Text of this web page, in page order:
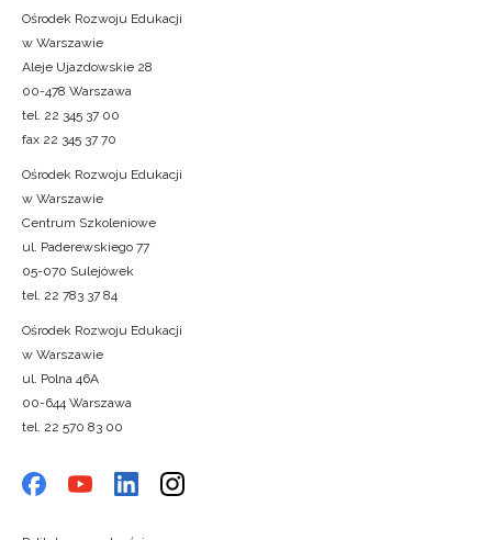
Ośrodek Rozwoju Edukacji
w Warszawie
Aleje Ujazdowskie 28
00-478 Warszawa
tel. 22 345 37 00
fax 22 345 37 70
Ośrodek Rozwoju Edukacji
w Warszawie
Centrum Szkoleniowe
ul. Paderewskiego 77
05-070 Sulejówek
tel. 22 783 37 84
Ośrodek Rozwoju Edukacji
w Warszawie
ul. Polna 46A
00-644 Warszawa
tel. 22 570 83 00